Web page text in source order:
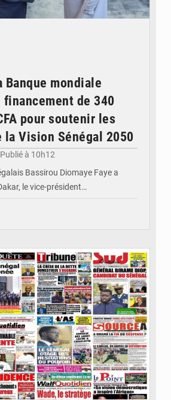
Banque mondiale
financement de 340
pour soutenir les
Vision Sénégal 2050
Publié à 10h12
Bassirou Diomaye Faye a
le vice-président…